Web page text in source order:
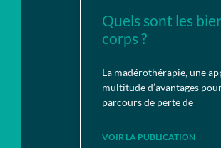
Quels sont les
corps ?
La madérothérapie, une
multitude d’avantages
parcours de perte de
VOIR LA PUBLICATION